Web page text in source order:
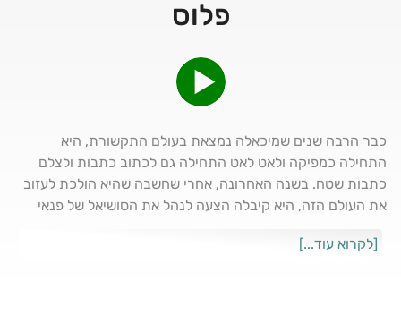
פלוס
כבר הרבה שנים שמיכאלה נמצאת בעולם התקשורת, היא
התחילה כמפיקה ולאט לאט התחילה גם לכתוב כתבות ולצלם
כתבות שטח. בשנה האחרונה, אחרי שחשבה שהיא הולכת לעזוב
את העולם הזה, היא קיבלה הצעה לנהל את הסושיאל של פנאי
[לקרוא עוד...]